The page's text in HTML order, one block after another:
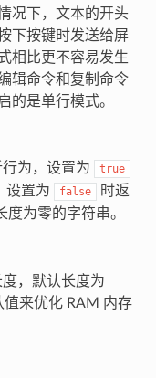
况下，文本的开头
下按键时发送给屏
相比更不容易发生
辑命令和复制命令
的是单行模式。
为，设置为 true
设置为 false
时返
为零的字符串。
，默认长度为
来优化 RAM 内存